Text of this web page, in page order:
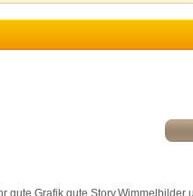
gute Grafik,gute Story,Wimmelbilder